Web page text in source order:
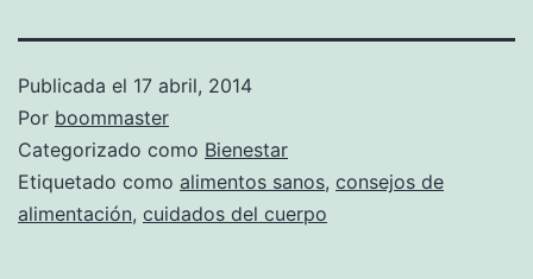
Publicada el 17 abril, 2014
Por boommaster
Categorizado como Bienestar
Etiquetado como alimentos sanos, consejos de
alimentación, cuidados del cuerpo